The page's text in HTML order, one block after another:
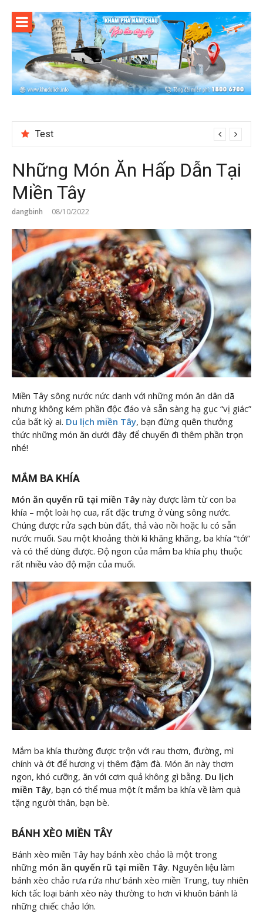
content
Test
Những Món Ăn Hấp Dẫn Tại
Miền Tây
dangbinh 08/10/2022
Miền Tây sông nước nức danh với những món ăn dân dã
nhưng không kém phần độc đáo và sẵn sàng hạ gục “vị giác”
của bất kỳ ai. Du lịch miền Tây, bạn đừng quên thưởng
thức những món ăn dưới đây để chuyến đi thêm phần trọn
nhé!
MẮM BA KHÍA
Món ăn quyến rũ tại miền Tây này được làm từ con ba
khía – một loài họ cua, rất đặc trưng ở vùng sông nước.
Chúng được rửa sạch bùn đất, thả vào nồi hoặc lu có sẵn
nước muối. Sau một khoảng thời kì khăng khăng, ba khía “tới”
và có thể dùng được. Độ ngon của mắm ba khía phụ thuộc
rất nhiều vào độ mặn của muối.
Mắm ba khía thường được trộn với rau thơm, đường, mì
chính và ớt để hương vị thêm đậm đà. Món ăn này thơm
ngon, khó cưỡng, ăn với cơm quả không gì bằng. Du lịch
miền Tây, bạn có thể mua một ít mắm ba khía về làm quà
tặng người thân, bạn bè.
BÁNH XÈO MIỀN TÂY
Bánh xèo miền Tây hay bánh xèo chảo là một trong
những món ăn quyến rũ tại miền Tây. Nguyên liệu làm
bánh xèo chảo rưa rứa như bánh xèo miền Trung, tuy nhiên
kích tấc loại bánh xèo này thường to hơn vì khuôn bánh là
những chiếc chảo lớn.